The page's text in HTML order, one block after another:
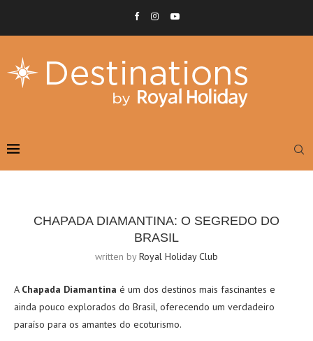
CHAPADA DIAMANTINA: O SEGREDO DO
BRASIL
written byRoyal Holiday Club
A Chapada Diamantina é um dos destinos mais fascinantes e
ainda pouco explorados do Brasil, oferecendo um verdadeiro
paraíso para os amantes do ecoturismo.